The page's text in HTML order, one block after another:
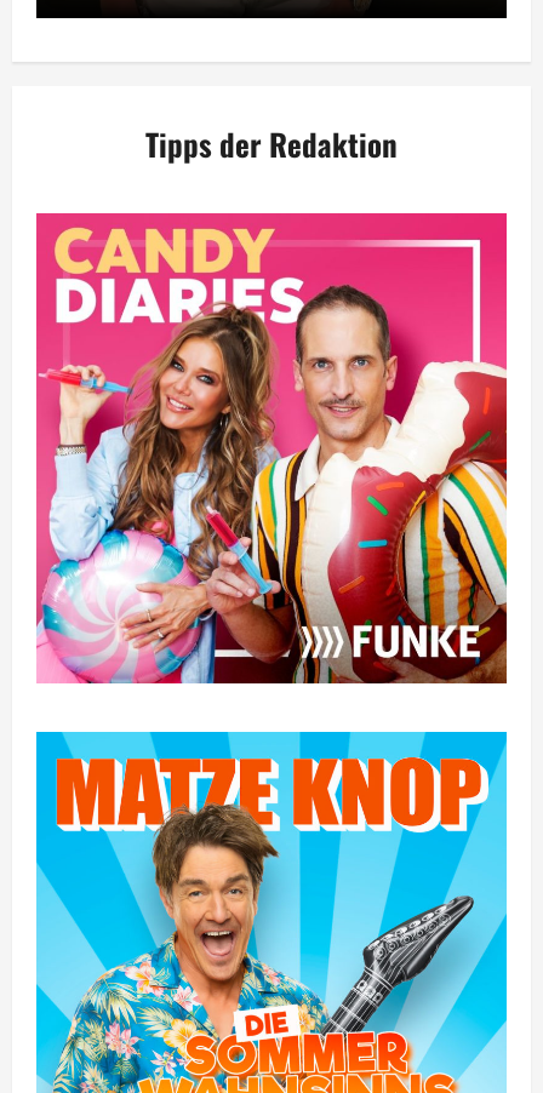
Tipps der Redaktion